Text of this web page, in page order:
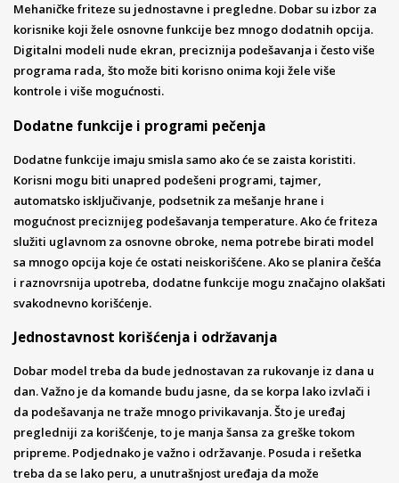
Mehaničke friteze su jednostavne i pregledne. Dobar su izbor za
korisnike koji žele osnovne funkcije bez mnogo dodatnih opcija.
Digitalni modeli nude ekran, preciznija podešavanja i često više
programa rada, što može biti korisno onima koji žele više
kontrole i više mogućnosti.
Dodatne funkcije i programi pečenja
Dodatne funkcije imaju smisla samo ako će se zaista koristiti.
Korisni mogu biti unapred podešeni programi, tajmer,
automatsko isključivanje, podsetnik za mešanje hrane i
mogućnost preciznijeg podešavanja temperature. Ako će friteza
služiti uglavnom za osnovne obroke, nema potrebe birati model
sa mnogo opcija koje će ostati neiskorišćene. Ako se planira češća
i raznovrsnija upotreba, dodatne funkcije mogu značajno olakšati
svakodnevno korišćenje.
Jednostavnost korišćenja i održavanja
Dobar model treba da bude jednostavan za rukovanje iz dana u
dan. Važno je da komande budu jasne, da se korpa lako izvlači i
da podešavanja ne traže mnogo privikavanja. Što je uređaj
pregledniji za korišćenje, to je manja šansa za greške tokom
pripreme. Podjednako je važno i održavanje. Posuda i rešetka
treba da se lako peru, a unutrašnjost uređaja da može